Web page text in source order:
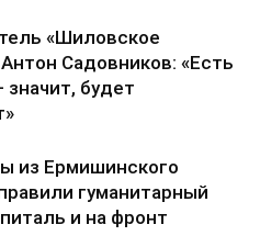
«Шиловское
Садовников: «Есть
значит, будет
из Ермишинского
гуманитарный
и на фронт